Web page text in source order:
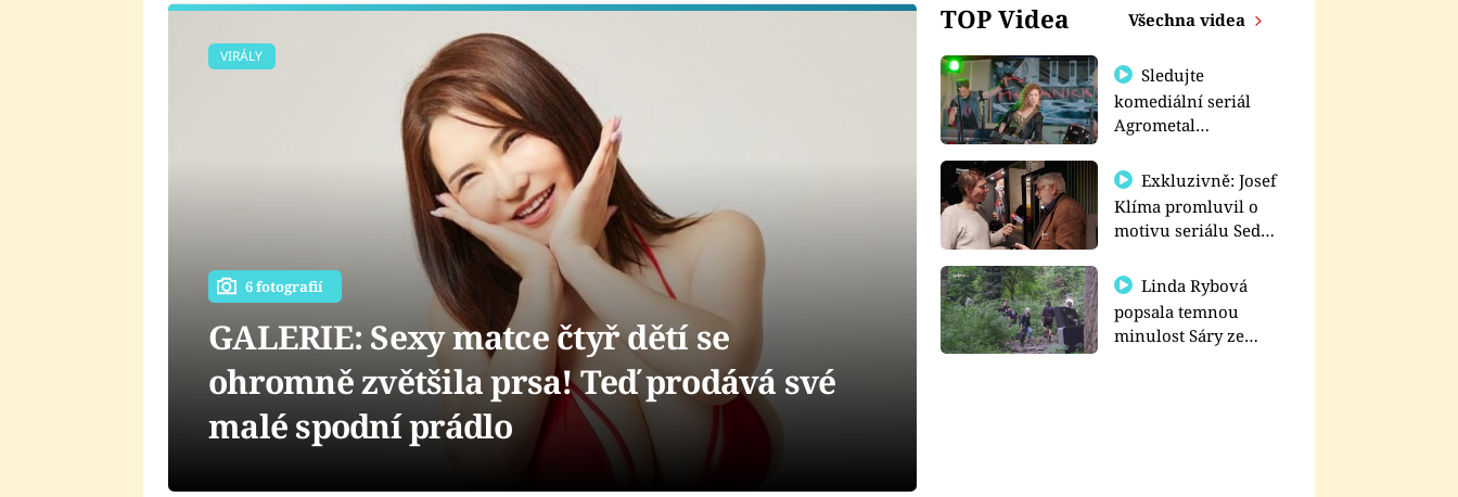
TOP Videa Všechna videa
Sledujte
komediální seriál
Agrometal
prima+
Exkluzivně: Josef
Klíma promluvil o
motivu seriálu Sedm
Linda Rybová
popsala temnou
minulost Sáry ze
VIRÁLY
6 fotografií
GALERIE: Sexy matce čtyř dětí se
ohromně zvětšila prsa! Teď prodává své
malé spodní prádlo